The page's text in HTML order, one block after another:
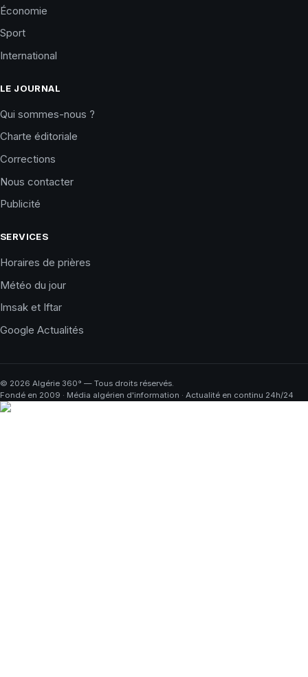
Économie
Sport
International
LE JOURNAL
Qui sommes-nous ?
Charte éditoriale
Corrections
Nous contacter
Publicité
SERVICES
Horaires de prières
Météo du jour
Imsak et Iftar
Google Actualités
© 2026 Algérie 360° — Tous droits réservés.
Fondé en 2009 · Média algérien d'information · Actualité en continu 24h/24